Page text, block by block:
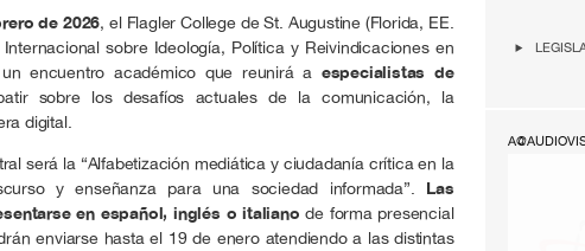
de 2026, el Flagler College de St. Augustine (Florida, EE.
sobre Ideología, Política y Reivindicaciones en
encuentro académico que reunirá a especialistas de
sobre los desafíos actuales de la comunicación, la
digital.
será la “Alfabetización mediática y ciudadanía crítica en la
y enseñanza para una sociedad informada”. Las
en español, inglés o italiano de forma presencial
enviarse hasta el 19 de enero atendiendo a las distintas